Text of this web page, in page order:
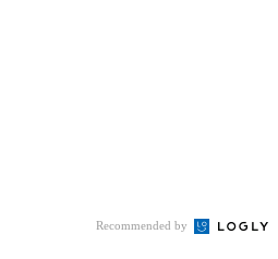
Recommended by